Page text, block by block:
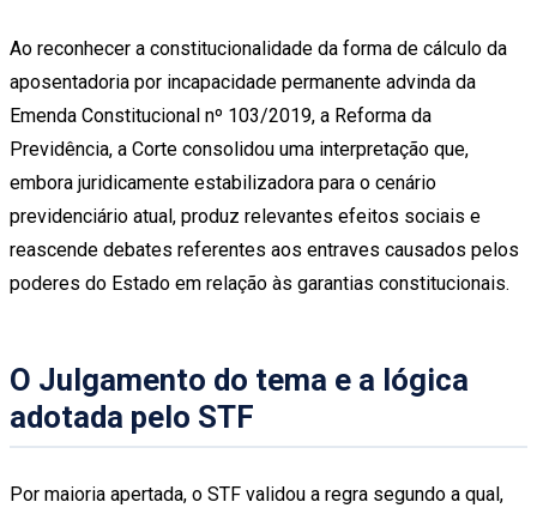
Ao reconhecer a constitucionalidade da forma de cálculo da
aposentadoria por incapacidade permanente advinda da
Emenda Constitucional nº 103/2019, a Reforma da
Previdência, a Corte consolidou uma interpretação que,
embora juridicamente estabilizadora para o cenário
previdenciário atual, produz relevantes efeitos sociais e
reascende debates referentes aos entraves causados pelos
poderes do Estado em relação às garantias constitucionais.
O Julgamento do tema e a lógica
adotada pelo STF
Por maioria apertada, o STF validou a regra segundo a qual,